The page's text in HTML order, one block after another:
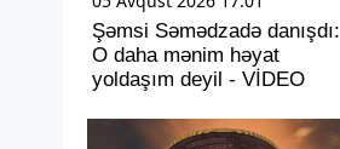
Şəmsi Səmədzadə danışdı:
O daha mənim həyat
yoldaşım deyil - VİDEO